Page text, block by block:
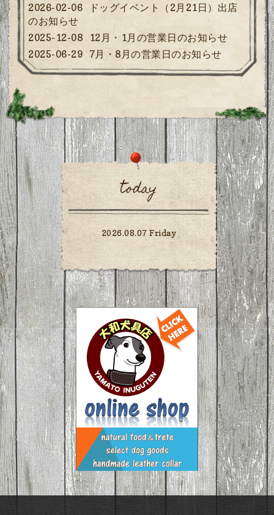
2026-02-06
ドッグイベント（2月21日）出店
のお知らせ
2025-12-08
12月・1月の営業日のお知らせ
2025-06-29 7月・8月の営業日のお知らせ
today
2026.08.07 Friday